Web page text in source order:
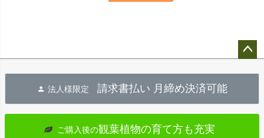
へ
法人様限定 請求書払い 月締め決済可能
ご購入後の観葉植物の育て方も充実